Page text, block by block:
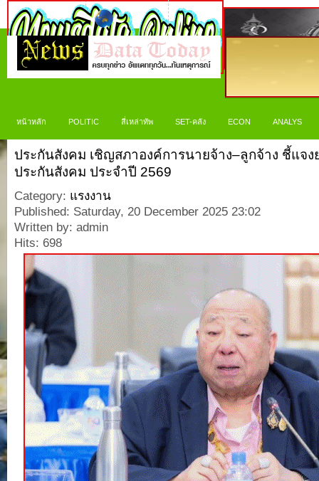
หน้าหลัก POLITIC สี่เหล่าทัพ SET-คลัง ECON ANALYS
ประกันสังคม เชิญสภาองค์การนายจ้าง–ลูกจ้าง ชี้แจ
ประกันสังคม ประจำปี 2569
Category: แรงงาน
Published: Saturday, 20 December 2025 23:02
Written by: admin
Hits: 698